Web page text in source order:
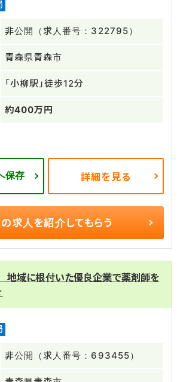
非公開（求人番号：322795）
青森県青森市
「小柳駅」徒歩12分
約400万円
保存 詳細を見る
求人を紹介してもらう
地域に根付いた優良企業で薬剤師を
非公開（求人番号：693455）